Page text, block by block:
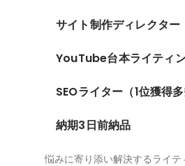
サイト制作ディレクター
YouTube台本ライティ
SEOライター（1位獲得多
納期3日前納品